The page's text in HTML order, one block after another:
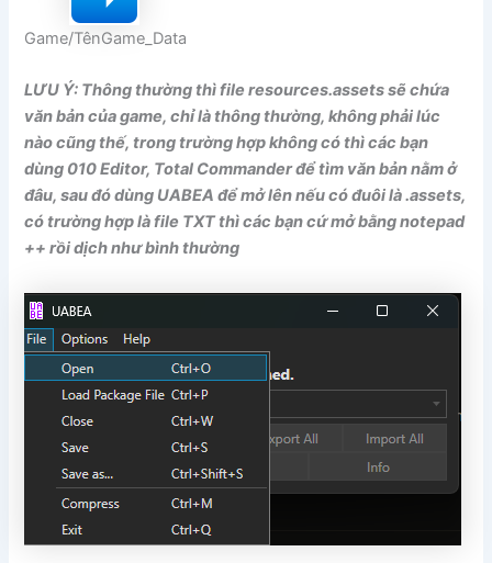
Game/TênGame_Data
LƯU Ý: Thông thường thì file resources.assets sẽ chứa
văn bản của game, chỉ là thông thường, không phải lúc
nào cũng thế, trong trường hợp không có thì các bạn
dùng 010 Editor, Total Commander để tìm văn bản nằm ở
đâu, sau đó dùng UABEA để mở lên nếu có đuôi là .assets,
có trường hợp là file TXT thì các bạn cứ mở bằng notepad
++ rồi dịch như bình thường